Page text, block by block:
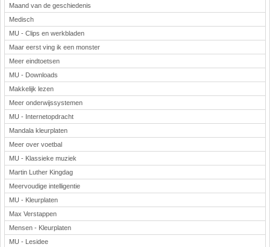
Maand van de geschiedenis
Medisch
MU - Clips en werkbladen
Maar eerst ving ik een monster
Meer eindtoetsen
MU - Downloads
Makkelijk lezen
Meer onderwijssystemen
MU - Internetopdracht
Mandala kleurplaten
Meer over voetbal
MU - Klassieke muziek
Martin Luther Kingdag
Meervoudige intelligentie
MU - Kleurplaten
Max Verstappen
Mensen - Kleurplaten
MU - Lesidee